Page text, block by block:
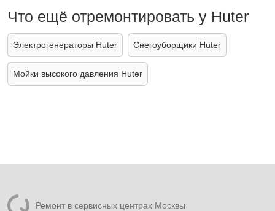
Что ещё отремонтировать у Huter
Электрогенераторы Huter Снегоуборщики Huter
Мойки высокого давления Huter
Ремонт в сервисных центрах Москвы